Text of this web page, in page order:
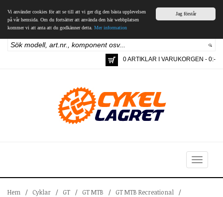
Jag förstår
Vi använder cookies för att se till att vi ger dig den bästa upplevelsen
på vår hemsida. Om du fortsätter att använda den här webbplatsen
kommer vi att anta att du godkänner detta. Mer information
0 ARTIKLAR I VARUKORGEN - 0:-
Toggle
navigation
Hem / Cyklar / GT / GT MTB / GT MTB Recreational
/